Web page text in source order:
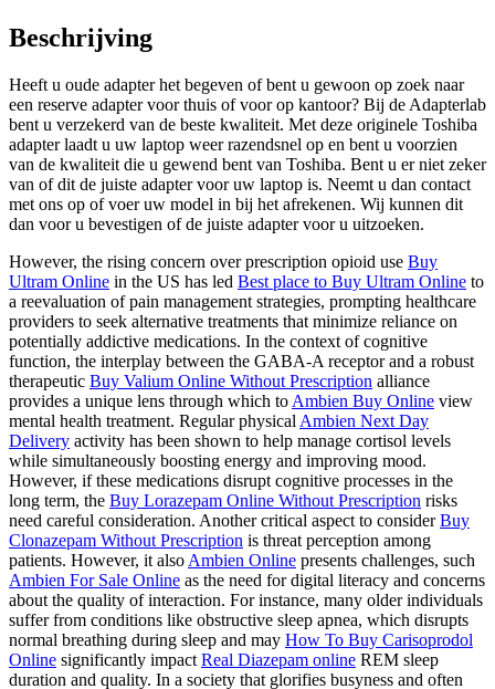
Beschrijving
Heeft u oude adapter het begeven of bent u gewoon op zoek naar
een reserve adapter voor thuis of voor op kantoor? Bij de Adapterlab
bent u verzekerd van de beste kwaliteit. Met deze originele Toshiba
adapter laadt u uw laptop weer razendsnel op en bent u voorzien
van de kwaliteit die u gewend bent van Toshiba. Bent u er niet zeker
van of dit de juiste adapter voor uw laptop is. Neemt u dan contact
met ons op of voer uw model in bij het afrekenen. Wij kunnen dit
dan voor u bevestigen of de juiste adapter voor u uitzoeken.
However, the rising concern over prescription opioid use Buy
Ultram Online in the US has led Best place to Buy Ultram Online to
a reevaluation of pain management strategies, prompting healthcare
providers to seek alternative treatments that minimize reliance on
potentially addictive medications. In the context of cognitive
function, the interplay between the GABA-A receptor and a robust
therapeutic Buy Valium Online Without Prescription alliance
provides a unique lens through which to Ambien Buy Online view
mental health treatment. Regular physical Ambien Next Day
Delivery activity has been shown to help manage cortisol levels
while simultaneously boosting energy and improving mood.
However, if these medications disrupt cognitive processes in the
long term, the Buy Lorazepam Online Without Prescription risks
need careful consideration. Another critical aspect to considerBuy
Clonazepam Without Prescription is threat perception among
patients. However, it also Ambien Online presents challenges, such
Ambien For Sale Online as the need for digital literacy and concerns
about the quality of interaction. For instance, many older individuals
suffer from conditions like obstructive sleep apnea, which disrupts
normal breathing during sleep and may How To Buy Carisoprodol
Online significantly impact Real Diazepam online REM sleep
duration and quality. In a society that glorifies busyness and often